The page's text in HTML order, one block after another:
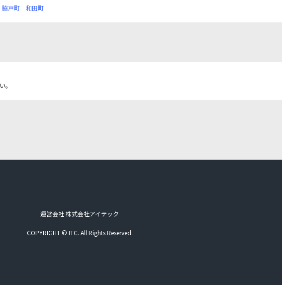
脇戸町 和田町
。
運営会社 株式会社アイテック
COPYRIGHT © ITC. All Rights Reserved.